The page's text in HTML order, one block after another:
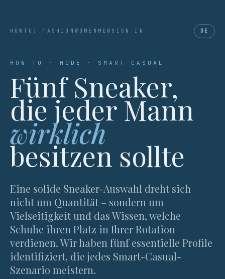
HOWTO: FASHION WOMEN MEN SIGN IN DE
HOW TO · MODE · SMART-CASUAL
Fünf Sneaker,
die jeder Mann
wirklich
besitzen sollte
Eine solide Sneaker-Auswahl dreht sich
nicht um Quantität – sondern um
Vielseitigkeit und das Wissen, welche
Schuhe ihren Platz in Ihrer Rotation
verdienen. Wir haben fünf essentielle Profile
identifiziert, die jedes Smart-Casual-
Szenario meistern.